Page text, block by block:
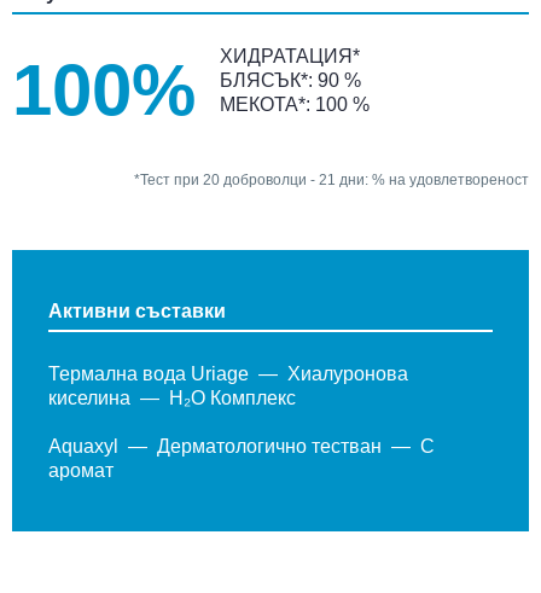
100%
ХИДРАТАЦИЯ*
БЛЯСЪК*: 90 %
МЕКОТА*: 100 %
*Тест при 20 доброволци - 21 дни: % на удовлетвореност
Активни съставки
Термална вода Uriage
Хиалуронова
киселина
H₂O Комплекс
Aquaxyl Дерматологично тестван
С
аромат